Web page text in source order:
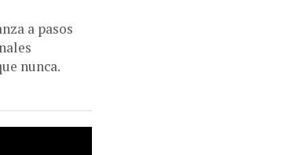
a pasos
nunca.